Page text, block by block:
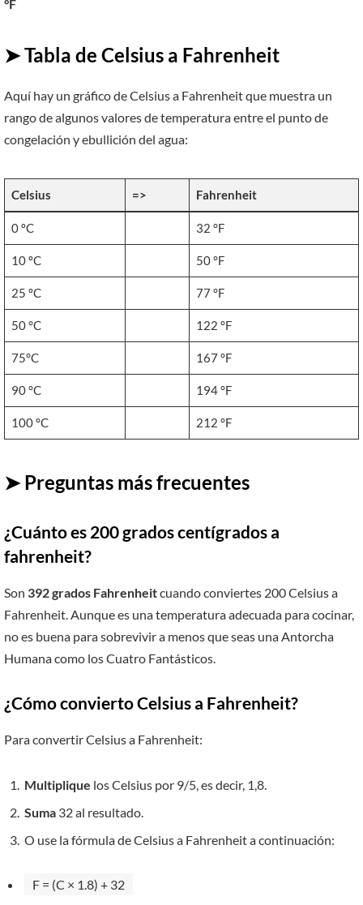
°F
➤ Tabla de Celsius a Fahrenheit
Aquí hay un gráfico de Celsius a Fahrenheit que muestra un
rango de algunos valores de temperatura entre el punto de
congelación y ebullición del agua:
Celsius => Fahrenheit
0 ºC 32 °F
10 ºC 50 °F
25 ºC 77 °F
50 °C 122 °F
75°C 167 °F
90 °C 194 °F
100 °C 212 °F
➤ Preguntas más frecuentes
¿Cuánto es 200 grados centígrados a
fahrenheit?
Son 392 grados Fahrenheitcuando conviertes 200 Celsius a
Fahrenheit. Aunque es una temperatura adecuada para cocinar,
no es buena para sobrevivir a menos que seas una Antorcha
Humana como los Cuatro Fantásticos.
¿Cómo convierto Celsius a Fahrenheit?
Para convertir Celsius a Fahrenheit:
Multiplique los Celsius por 9/5, es decir, 1,8.
Suma 32 al resultado.
O use la fórmula de Celsius a Fahrenheit a continuación:
F = (C × 1.8) + 32